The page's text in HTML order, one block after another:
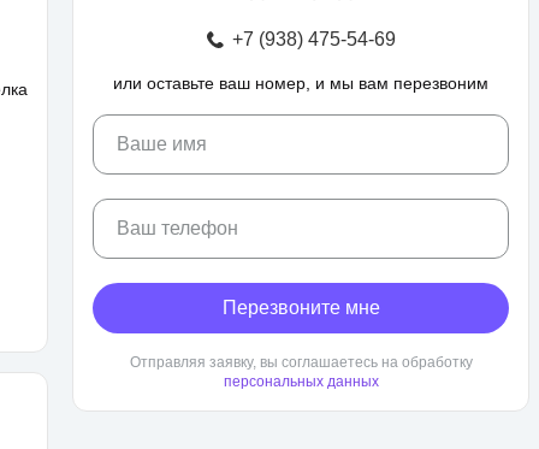
+7 (938) 475-54-69
или оставьте ваш номер, и мы вам перезвоним
Ваше имя
Ваш телефон
Перезвоните мне
Отправляя заявку, вы соглашаетесь на обработку
персональных данных